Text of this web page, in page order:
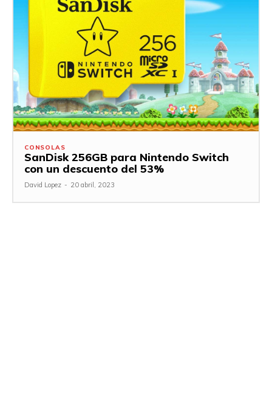
CONSOLAS
SanDisk 256GB para Nintendo Switch
con un descuento del 53%
David Lopez - 20 abril, 2023